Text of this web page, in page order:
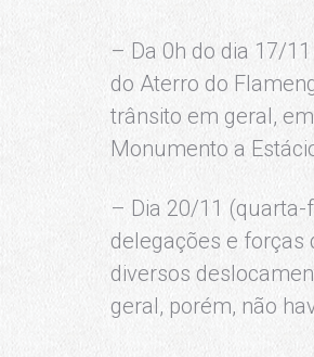
– Da 0h do dia 17/
do Aterro do
trânsito em geral,
Monumento a
– Dia 20/11 (quarta-
delegações e forças
diversos
geral, porém, não